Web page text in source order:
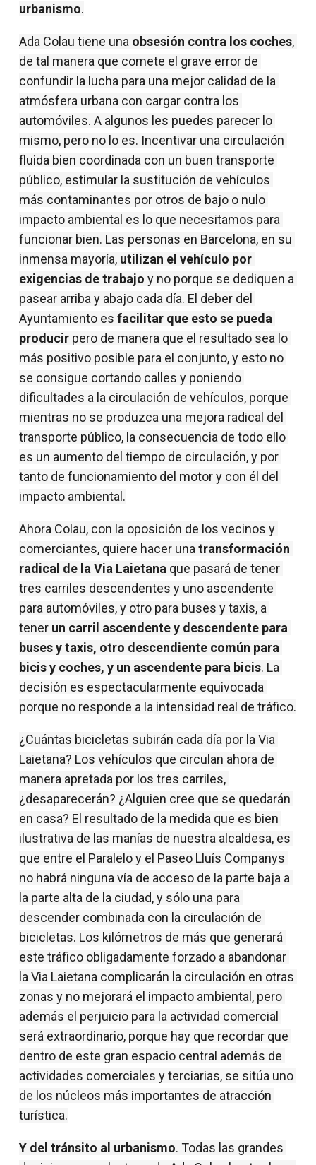
urbanismo.
Ada Colau tiene una obsesión contra los coches,
de tal manera que comete el grave error de
confundir la lucha para una mejor calidad de la
atmósfera urbana con cargar contra los
automóviles. A algunos les puedes parecer lo
mismo, pero no lo es. Incentivar una circulación
fluida bien coordinada con un buen transporte
público, estimular la sustitución de vehículos
más contaminantes por otros de bajo o nulo
impacto ambiental es lo que necesitamos para
funcionar bien. Las personas en Barcelona, en su
inmensa mayoría, utilizan el vehículo por
exigencias de trabajo y no porque se dediquen a
pasear arriba y abajo cada día. El deber del
Ayuntamiento es facilitar que esto se pueda
producir pero de manera que el resultado sea lo
más positivo posible para el conjunto, y esto no
se consigue cortando calles y poniendo
dificultades a la circulación de vehículos, porque
mientras no se produzca una mejora radical del
transporte público, la consecuencia de todo ello
es un aumento del tiempo de circulación, y por
tanto de funcionamiento del motor y con él del
impacto ambiental.
Ahora Colau, con la oposición de los vecinos y
comerciantes, quiere hacer una transformación
radical de la Via Laietana que pasará de tener
tres carriles descendentes y uno ascendente
para automóviles, y otro para buses y taxis, a
tener un carril ascendente y descendente para
buses y taxis, otro descendiente común para
bicis y coches, y un ascendente para bicis. La
decisión es espectacularmente equivocada
porque no responde a la intensidad real de tráfico.
¿Cuántas bicicletas subirán cada día por la Via
Laietana? Los vehículos que circulan ahora de
manera apretada por los tres carriles,
¿desaparecerán? ¿Alguien cree que se quedarán
en casa? El resultado de la medida que es bien
ilustrativa de las manías de nuestra alcaldesa, es
que entre el Paralelo y el Paseo Lluís Companys
no habrá ninguna vía de acceso de la parte baja a
la parte alta de la ciudad, y sólo una para
descender combinada con la circulación de
bicicletas. Los kilómetros de más que generará
este tráfico obligadamente forzado a abandonar
la Via Laietana complicarán la circulación en otras
zonas y no mejorará el impacto ambiental, pero
además el perjuicio para la actividad comercial
será extraordinario, porque hay que recordar que
dentro de este gran espacio central además de
actividades comerciales y terciarias, se sitúa uno
de los núcleos más importantes de atracción
turística.
Y del tránsito al urbanismo. Todas las grandes